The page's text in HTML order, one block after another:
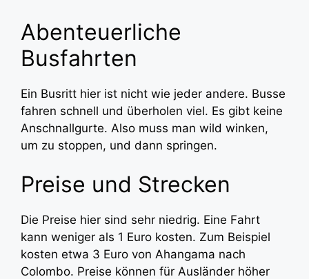
Abenteuerliche
Busfahrten
Ein Busritt hier ist nicht wie jeder andere. Busse
fahren schnell und überholen viel. Es gibt keine
Anschnallgurte. Also muss man wild winken,
um zu stoppen, und dann springen.
Preise und Strecken
Die Preise hier sind sehr niedrig. Eine Fahrt
kann weniger als 1 Euro kosten. Zum Beispiel
kosten etwa 3 Euro von Ahangama nach
Colombo. Preise können für Ausländer höher